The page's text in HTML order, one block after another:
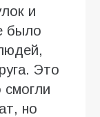
и
было
Это
но